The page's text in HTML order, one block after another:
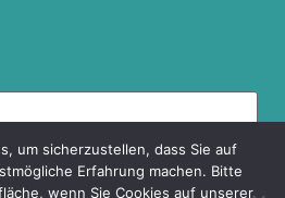
um sicherzustellen, dass Sie auf
Erfahrung machen. Bitte
wenn Sie Cookies auf unserer